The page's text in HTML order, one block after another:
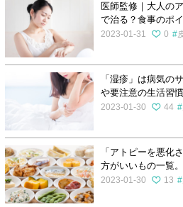
医師監修｜大人の
で治る？食事のポ
2023-01-31 0
「湿疹」は病気の
や要注意の生活習
2023-01-30 44
「アトピーを悪化
方がいいもの一覧
2023-01-30 13